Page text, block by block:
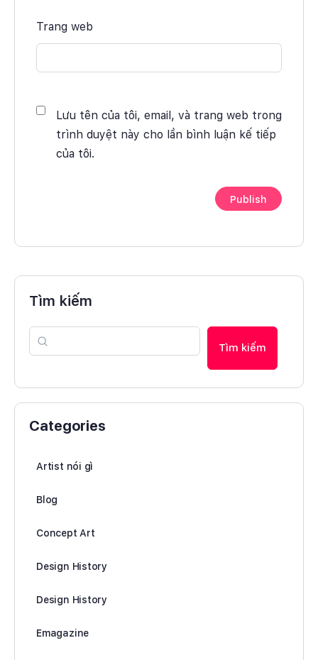
Trang web
Lưu tên của tôi, email, và trang web trong
trình duyệt này cho lần bình luận kế tiếp
của tôi.
Tìm kiếm
Tìm kiếm
Categories
Artist nói gì
Blog
Concept Art
Design History
Design History
Emagazine